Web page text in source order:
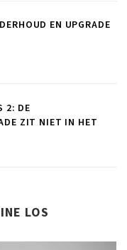
EN UPGRADE
2: DE
ZIT NIET IN HET
LOS